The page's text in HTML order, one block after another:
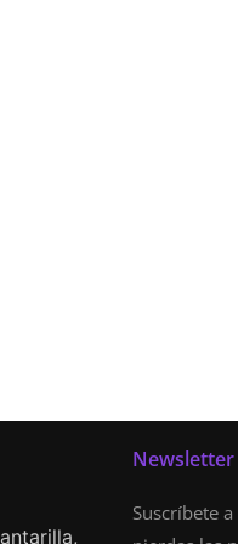
Newsletter
Suscríbete